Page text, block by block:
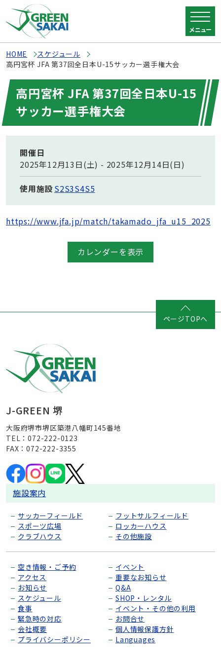
メニュー
HOME
スケジュール
高円宮杯 JFA 第37回全日本U-15サッカー選手権大会
高円宮杯 JFA 第37回全日本U-15
サッカー選手権大会
開催日
2025年12月13日(土) - 2025年12月14日(日)
使用施設S2S3S4S5
https://www.jfa.jp/match/takamado_jfa_u15_2025
カレンダーを表示
ページTOPへ
J-GREEN 堺
大阪府堺市堺区築港八幡町145番地
TEL：072-222-0123
FAX：072-222-3355
施設案内
サッカーフィールド
フットサルフィールド
スポーツ広場
ロッカーハウス
クラブハウス
その他施設
空き情報・ご予約
イベント
アクセス
重要なお知らせ
お知らせ
Q&A
スケジュール
SHOP・レンタル
食事
イベント・その他の利用
緊急時の対応
お問合せ
会社概要
個人情報保護方針
プライバシーポリシー
Languages